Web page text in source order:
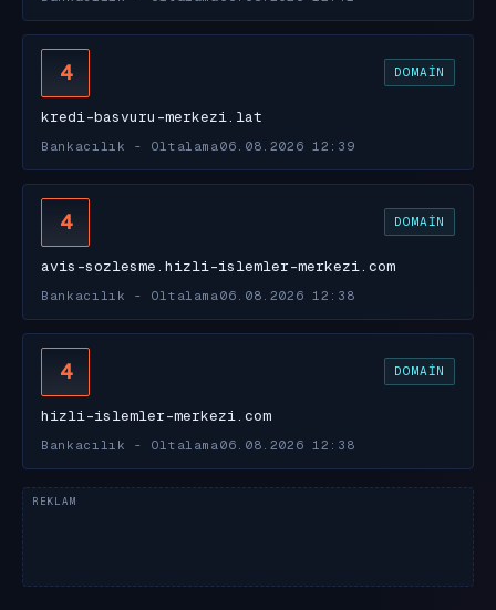
4 DOMAIN
kredi-basvuru-merkezi.lat
Bankacılık - Oltalama 06.08.2026 12:39
4 DOMAIN
avis-sozlesme.hizli-islemler-merkezi.com
Bankacılık - Oltalama 06.08.2026 12:38
4 DOMAIN
hizli-islemler-merkezi.com
Bankacılık - Oltalama 06.08.2026 12:38